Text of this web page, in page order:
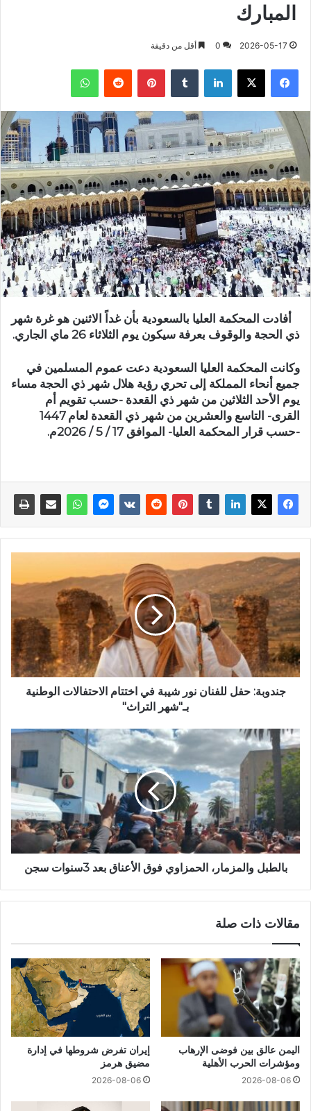
المبارك
2026-05-17
0 أقل من دقيقة
فيسبوك X لينكدإن بينتيريست واتساب
أفادت المحكمة العليا بالسعودية بأن غداً الاثنين هو غرة شهر
ذي الحجة والوقوف بعرفة سيكون يوم الثلاثاء 26 ماي الجاري.
وكانت المحكمة العليا السعودية دعت عموم المسلمين في
جميع أنحاء المملكة إلى تحري رؤية هلال شهر ذي الحجة مساء
يوم الأحد الثلاثين من شهر ذي القعدة -حسب تقويم أم
القرى- التاسع والعشرين من شهر ذي القعدة لعام 1447
-حسب قرار المحكمة العليا- الموافق 17 / 5 / 2026م.
جندوبة: حفل للفنان نور شيبة في اختتام الاحتفالات الوطنية
بـ"شهر التراث"
بالطبل والمزمار، الحمزاوي فوق الأعناق بعد 3سنوات سجن
مقالات ذات صلة
اليمن عالق بين فوضى الإرهاب
ومؤشرات الحرب الأهلية
2026-08-06
إيران تفرض شروطها في إدارة
مضيق هرمز
2026-08-06